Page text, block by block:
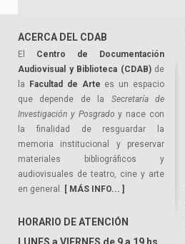
ACERCA DEL CDAB
El Centro de Documentación
Audiovisual y Biblioteca (CDAB)de
la
Facultad de Arte es un espacio
que depende de la Secretaría de
Investigación y Posgrado y nace con
la finalidad de resguardar la
memoria institucional y preservar
materiales bibliográficos y
audiovisuales de teatro, cine y arte
en general. [ MÁS INFO... ]
HORARIO DE ATENCIÓN